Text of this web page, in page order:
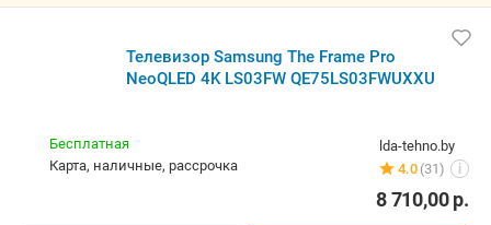
Телевизор Samsung The Frame Pro
NeoQLED 4K LS03FW QE75LS03FWUXXU
lda-tehno.by
4.0 (31) i
Бесплатная
карта, наличные, рассрочка
8 710,00р.